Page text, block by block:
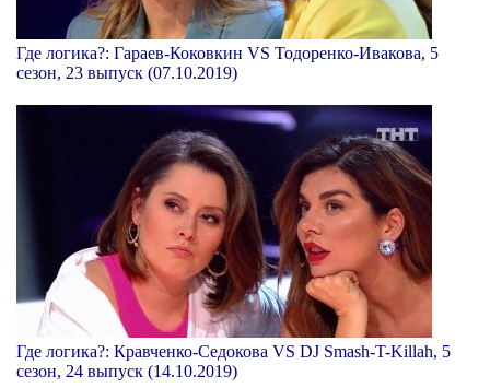
Где логика?: Гараев-Коковкин VS Тодоренко-Ивакова, 5
сезон, 23 выпуск (07.10.2019)
Где логика?: Кравченко-Седокова VS DJ Smash-T-Killah, 5
сезон, 24 выпуск (14.10.2019)